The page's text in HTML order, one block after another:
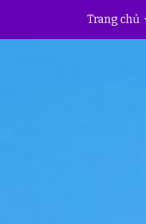
Skip to main contentTrang chủ